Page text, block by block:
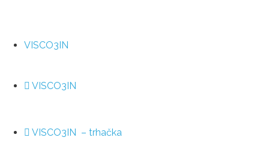
VISCO3IN
VISCO3IN
VISCO3IN – trhačka